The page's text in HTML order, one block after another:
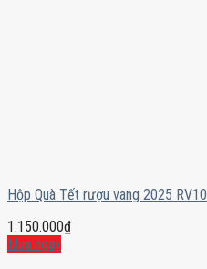
Hộp Quà Tết rượu vang 2025 RV10
1.150.000₫
Mua ngay